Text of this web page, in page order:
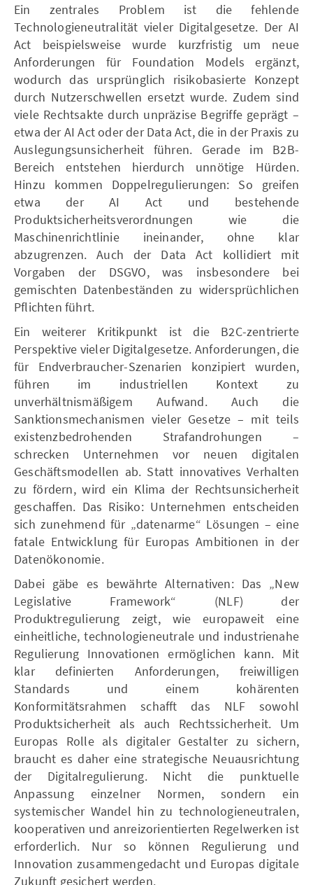
Ein zentrales Problem ist die fehlende
Technologieneutralität vieler Digitalgesetze. Der AI
Act beispielsweise wurde kurzfristig um neue
Anforderungen für Foundation Models ergänzt,
wodurch das ursprünglich risikobasierte Konzept
durch Nutzerschwellen ersetzt wurde. Zudem sind
viele Rechtsakte durch unpräzise Begriffe geprägt –
etwa der AI Act oder der Data Act, die in der Praxis zu
Auslegungsunsicherheit führen. Gerade im B2B-
Bereich entstehen hierdurch unnötige Hürden.
Hinzu kommen Doppelregulierungen: So greifen
etwa der AI Act und bestehende
Produktsicherheitsverordnungen wie die
Maschinenrichtlinie ineinander, ohne klar
abzugrenzen. Auch der Data Act kollidiert mit
Vorgaben der DSGVO, was insbesondere bei
gemischten Datenbeständen zu widersprüchlichen
Pflichten führt.
Ein weiterer Kritikpunkt ist die B2C-zentrierte
Perspektive vieler Digitalgesetze. Anforderungen, die
für Endverbraucher-Szenarien konzipiert wurden,
führen im industriellen Kontext zu
unverhältnismäßigem Aufwand. Auch die
Sanktionsmechanismen vieler Gesetze – mit teils
existenzbedrohenden Strafandrohungen –
schrecken Unternehmen vor neuen digitalen
Geschäftsmodellen ab. Statt innovatives Verhalten
zu fördern, wird ein Klima der Rechtsunsicherheit
geschaffen. Das Risiko: Unternehmen entscheiden
sich zunehmend für „datenarme“ Lösungen – eine
fatale Entwicklung für Europas Ambitionen in der
Datenökonomie.
Dabei gäbe es bewährte Alternativen: Das „New
Legislative Framework“ (NLF) der
Produktregulierung zeigt, wie europaweit eine
einheitliche, technologieneutrale und industrienahe
Regulierung Innovationen ermöglichen kann. Mit
klar definierten Anforderungen, freiwilligen
Standards und einem kohärenten
Konformitätsrahmen schafft das NLF sowohl
Produktsicherheit als auch Rechtssicherheit. Um
Europas Rolle als digitaler Gestalter zu sichern,
braucht es daher eine strategische Neuausrichtung
der Digitalregulierung. Nicht die punktuelle
Anpassung einzelner Normen, sondern ein
systemischer Wandel hin zu technologieneutralen,
kooperativen und anreizorientierten Regelwerken ist
erforderlich. Nur so können Regulierung und
Innovation zusammengedacht und Europas digitale
Zukunft gesichert werden.